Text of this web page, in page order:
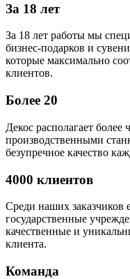
За 18 лет
За 18 лет работы мы
бизнес-подарков и
которые максимально
клиентов.
Более 20
Декос располагает
производственными
безупречное качество
4000 клиентов
Среди наших заказчиков
государственные
качественные и
клиента.
Команда